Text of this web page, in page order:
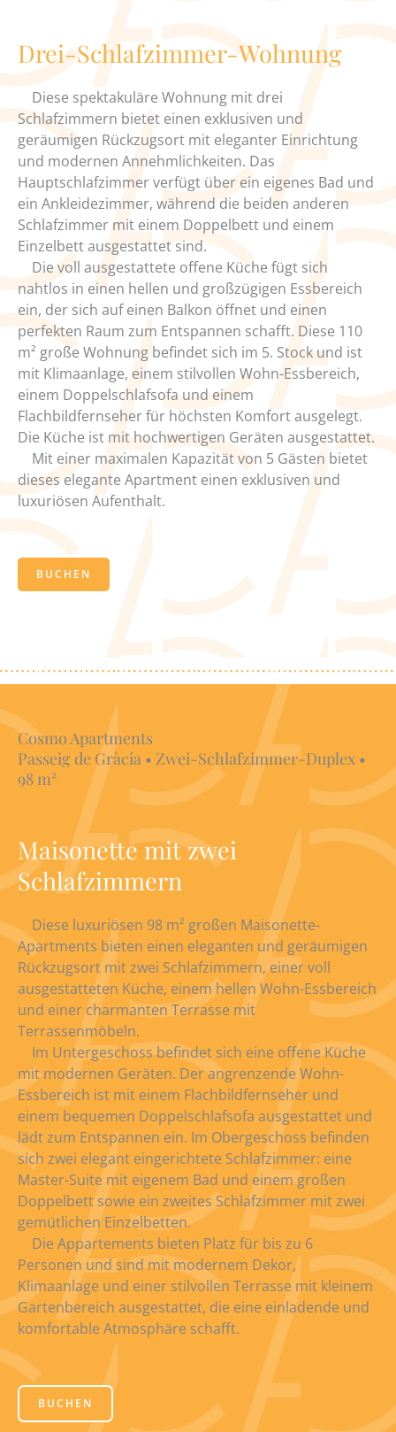
Drei-Schlafzimmer-Wohnung
Diese spektakuläre Wohnung mit drei
Schlafzimmern bietet einen exklusiven und
geräumigen Rückzugsort mit eleganter Einrichtung
und modernen Annehmlichkeiten. Das
Hauptschlafzimmer verfügt über ein eigenes Bad und
ein Ankleidezimmer, während die beiden anderen
Schlafzimmer mit einem Doppelbett und einem
Einzelbett ausgestattet sind.
Die voll ausgestattete offene Küche fügt sich
nahtlos in einen hellen und großzügigen Essbereich
ein, der sich auf einen Balkon öffnet und einen
perfekten Raum zum Entspannen schafft. Diese 110
m² große Wohnung befindet sich im 5. Stock und ist
mit Klimaanlage, einem stilvollen Wohn-Essbereich,
einem Doppelschlafsofa und einem
Flachbildfernseher für höchsten Komfort ausgelegt.
Die Küche ist mit hochwertigen Geräten ausgestattet.
Mit einer maximalen Kapazität von 5 Gästen bietet
dieses elegante Apartment einen exklusiven und
luxuriösen Aufenthalt.
BUCHEN
Cosmo Apartments
Passeig de Gràcia • Zwei-Schlafzimmer-Duplex •
98 m²
Maisonette mit zwei
Schlafzimmern
Diese luxuriösen 98 m² großen Maisonette-
Apartments bieten einen eleganten und geräumigen
Rückzugsort mit zwei Schlafzimmern, einer voll
ausgestatteten Küche, einem hellen Wohn-Essbereich
und einer charmanten Terrasse mit
Terrassenmöbeln.
Im Untergeschoss befindet sich eine offene Küche
mit modernen Geräten. Der angrenzende Wohn-
Essbereich ist mit einem Flachbildfernseher und
einem bequemen Doppelschlafsofa ausgestattet und
lädt zum Entspannen ein. Im Obergeschoss befinden
sich zwei elegant eingerichtete Schlafzimmer: eine
Master-Suite mit eigenem Bad und einem großen
Doppelbett sowie ein zweites Schlafzimmer mit zwei
gemütlichen Einzelbetten.
Die Appartements bieten Platz für bis zu 6
Personen und sind mit modernem Dekor,
Klimaanlage und einer stilvollen Terrasse mit kleinem
Gartenbereich ausgestattet, die eine einladende und
komfortable Atmosphäre schafft.
BUCHEN